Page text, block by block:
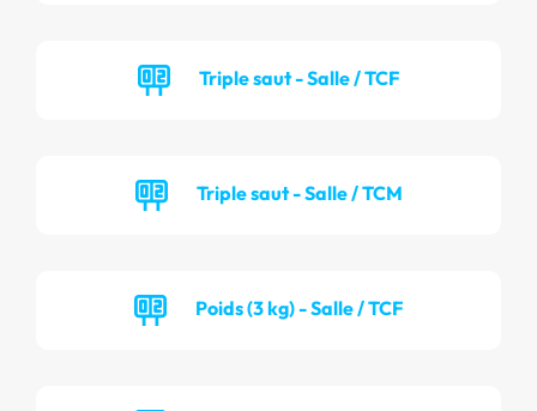
Triple saut - Salle / TCF
Triple saut - Salle / TCM
Poids (3 kg) - Salle / TCF